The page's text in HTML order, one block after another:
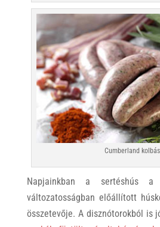
Cumberland
Napjainkban a sertéshús
változatosságban előállított
összetevője. A disznótorokból is